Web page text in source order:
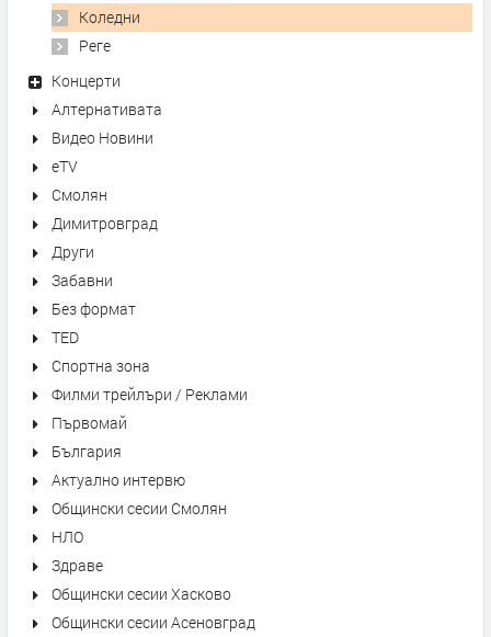
Коледни
Реге
Концерти
Алтернативата
Видео Новини
eTV
Смолян
Димитровград
Други
Забавни
Без формат
TED
Спортна зона
Филми трейлъри / Реклами
Първомай
България
Актуално интервю
Общински сесии Смолян
НЛО
Здраве
Общински сесии Хасково
Общински сесии Асеновград